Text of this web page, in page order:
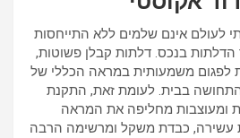
לעולם אינם שלמים ללא התייחסות
בנכס. דלתות קבלן פשוטות,
לפגום משמעותית במראה הכללי של
בבית. לעומת זאת, התקנת
ומעוצבות מחליפה את המראה
עשירה, כבדת משקל ומרשימה הרבה